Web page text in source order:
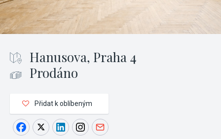
Hanusova, Praha 4
Prodáno
Přidat k oblíbeným